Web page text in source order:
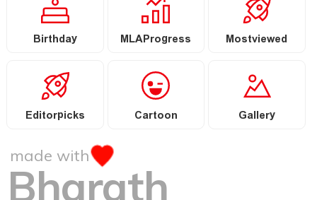
Birthday MLAProgress Mostviewed
Editorpicks Cartoon Gallery
made with
Bharath